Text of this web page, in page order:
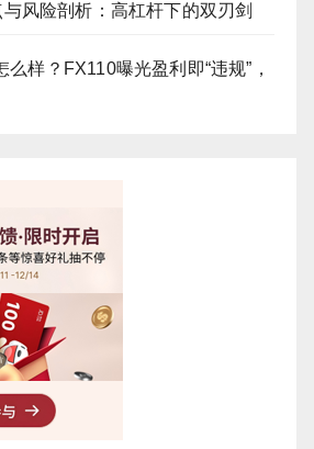
风险剖析：高杠杆下的双刃剑
样？FX110曝光盈利即“违规”，